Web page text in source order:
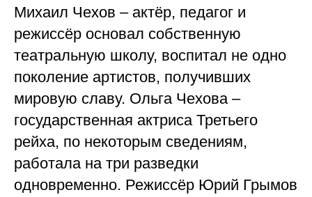
Михаил Чехов – актёр, педагог и
режиссёр основал собственную
театральную школу, воспитал не одно
поколение артистов, получивших
мировую славу. Ольга Чехова –
государственная актриса Третьего
рейха, по некоторым сведениям,
работала на три разведки
одновременно. Режиссёр Юрий Грымов